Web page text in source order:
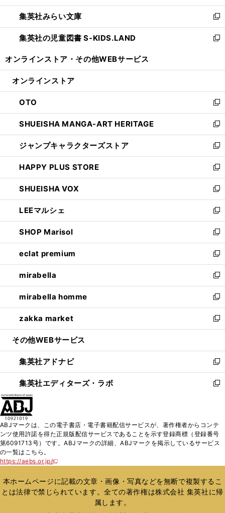
開
く
ウ
で
開
く
ン
ド
ウ
で
ウ
ィ
ン
ド
開
集英社みらい文庫
新
し
い
ン
ウ
で
開
く
集英社の児童図書 S-KIDS.LAND
新
ウ
ン
ド
ウ
で
開
く
オンラインストア・ その他WEBサービス
オンラインストア
OTO
新
し
い
ウ
ィ
ン
ド
ウ
で
開
く
SHUEISHA MANGA-ART HERITAGE
新
し
い
ウ
ィ
ン
ド
ウ
で
開
く
ジャンプキャラクターズストア
新
し
い
ウ
ィ
ン
ド
ウ
で
開
く
HAPPY PLUS STORE
新
し
い
ウ
ィ
ン
ド
ウ
で
開
く
SHUEISHA VOX
新
し
い
ウ
ィ
ン
ド
ウ
で
開
く
LEEマルシェ
新
し
い
ウ
ィ
ン
ド
ウ
で
開
く
SHOP Marisol
新
し
い
ウ
ィ
ン
ド
ウ
で
開
eclat premium
新
し
い
ウ
ィ
ン
ド
ウ
開
く
mirabella
新
し
い
ウ
ィ
ン
ウ
で
開
く
mirabella homme
新
し
い
ウ
ン
ド
ウ
で
zakka market
新
し
ウ
ィ
ン
ド
く
その他WEBサービス
集英社アドナビ
新
し
い
ド
ウ
で
集英社エディターズ・ラボ
新
ィ
ン
ド
開
く
ABJマークは、この電子書店・電子書籍配信サービスが、著作権者からコンテ
ンツ使用許諾を得た正規版配信サービスであることを示す登録商標（登録番号
第6091713号）です。ABJマークの詳細、ABJマークを掲示しているサービス
の一覧はこちら。
https://aebs.or.jp/
新
い
ウ
ィ
本ホームページに記載の文章・画像・写真などを無断で複製するこ
とは法律で禁じられています。全ての著作権は株式会社 集英社に帰
属します。